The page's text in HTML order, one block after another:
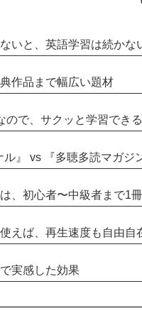
いと、英語学習は続かな
作品まで幅広い題材
ので、サクッと学習できる
ル』 vs 『多聴多読マガジ
、初心者〜中級者まで1
えば、再生速度も自由自
実感した効果